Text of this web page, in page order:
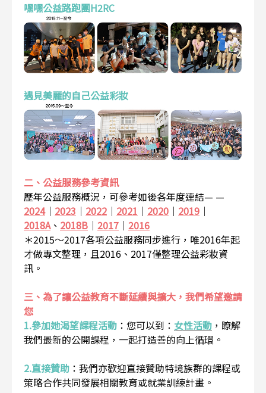
嘿嘿公益路跑團H2RC
遇見美麗的自己公益彩妝
二、公益服務參考資訊
歷年公益服務概況，可參考如後各年度連結— —
2024｜ 2023 ｜ 2022 ｜ 2021 ｜ 2020 ｜ 2019 ｜
2018A、 2018B ｜ 2017 ｜ 2016
＊2015～2017各項公益服務同步進行，唯2016年起
才做專文整理，且2016、2017僅整理公益彩妝資
訊。
三、為了讓公益教育不斷延續與擴大，我們希望邀請
您
1.參加她渴望課程活動 ： 您可以到： 女性活動 ，瞭解
我們最新的公開課程，一起打造善的向上循環。
2.直接贊助 ： 我們亦歡迎直接贊助特境族群的課程或
策略合作共同發展相關教育或就業訓練計畫。